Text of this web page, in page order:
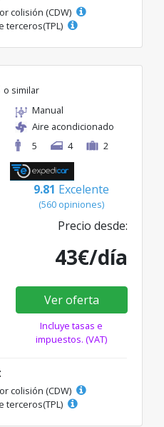
colisión (CDW)
terceros(TPL)
o similar
Manual
Aire acondicionado
5
4 2
9.81 Excelente
(560 opiniones)
Precio desde:
43€/día
Ver oferta
Incluye tasas e
impuestos. (VAT)
colisión (CDW)
terceros(TPL)